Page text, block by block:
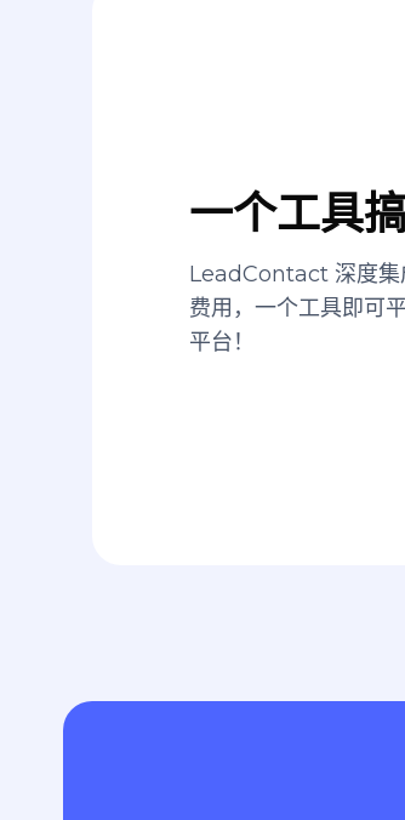
一个工具
LeadContact 深度集
费用，一个工具即可
平台！